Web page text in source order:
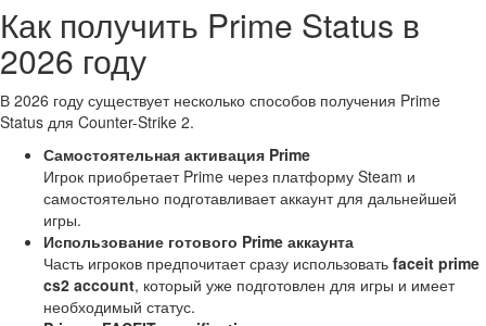
Как получить Prime Status в
2026 году
В 2026 году существует несколько способов получения Prime
Status для Counter-Strike 2.
Самостоятельная активация Prime
Игрок приобретает Prime через платформу Steam и
самостоятельно подготавливает аккаунт для дальнейшей
игры.
Использование готового Prime аккаунта
Часть игроков предпочитает сразу использовать faceit prime
cs2 account, который уже подготовлен для игры и имеет
необходимый статус.